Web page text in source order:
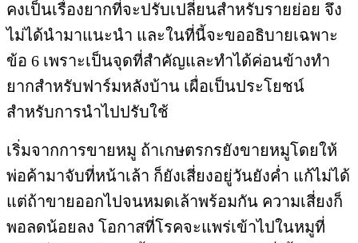
คงเป็นเรื่องยากที่จะปรับเปลี่ยนสำหรับรายย่อย​ จึง
ไม่ได้นำมาแนะนำ​ และในที่นี้จะขออธิบายเฉพาะ
ข้อ 6 เพราะเป็นจุดที่สำคัญและทำได้ค่อนข้างทำ
ยากสำหรับฟาร์มหลังบ้าน เผื่อเป็นประโยชน์​
สำหรับการนำไปปรับใช้
เริ่มจากการขายหมู​ ถ้าเกษตรกรยังขายหมูโดยให้
พ่อค้ามาจับที่หน้าเล้า​ ก็ยังเสี่ยงอยู่วันยังค่ำ​ แก้ไม่ได้
แต่ถ้าขายออกไปจนหมดเล้าพร้อมกัน​ ความเสี่ยงก็
พอลดน้อยลง โอกาสที่โรคจะแพร่เข้าไปในหมูที่